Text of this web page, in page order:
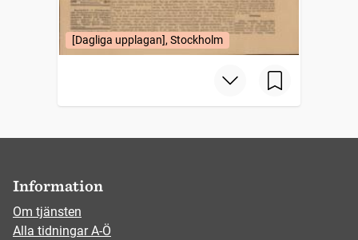
[Dagliga upplagan], Stockholm
Information
Om tjänsten
Alla tidningar A-Ö